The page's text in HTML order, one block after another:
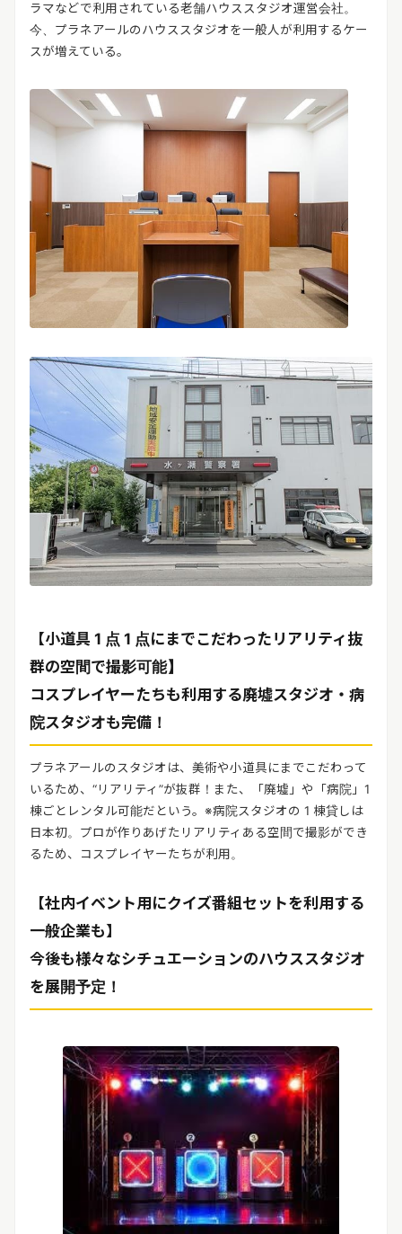
ラマなどで利用されている老舗ハウススタジオ運営会社。
今、プラネアールのハウススタジオを一般人が利用するケー
スが増えている。
【小道具 1 点 1 点にまでこだわったリアリティ抜
群の空間で撮影可能】
コスプレイヤーたちも利用する廃墟スタジオ・病
院スタジオも完備！
プラネアールのスタジオは、美術や小道具にまでこだわって
いるため、“リアリティ”が抜群！また、「廃墟」や「病院」1
棟ごとレンタル可能だという。※病院スタジオの 1 棟貸しは
日本初。プロが作りあげたリアリティある空間で撮影ができ
るため、コスプレイヤーたちが利用。
【社内イベント用にクイズ番組セットを利用する
一般企業も】
今後も様々なシチュエーションのハウススタジオ
を展開予定！